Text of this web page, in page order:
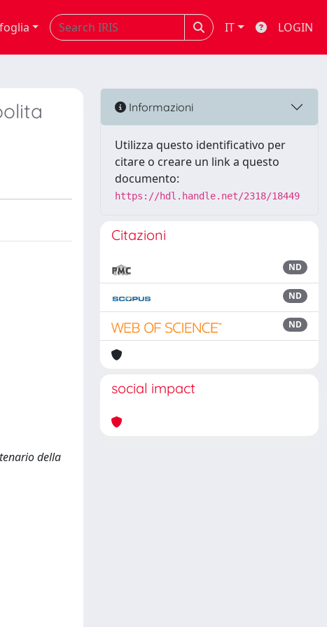
IT LOGIN
della
Informazioni
Utilizza questo identificativo per
citare o creare un link a questo
documento:
https://hdl.handle.net/2318/18449
Citazioni
ND
ND
ND
social impact